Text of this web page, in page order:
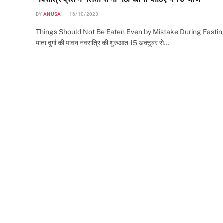
BY ANUSA 16/10/2023
Things Should Not Be Eaten Even by Mistake During
माता दुर्गा की पावन नवरात्रि की शुरुआत 15 अक्टूबर से…